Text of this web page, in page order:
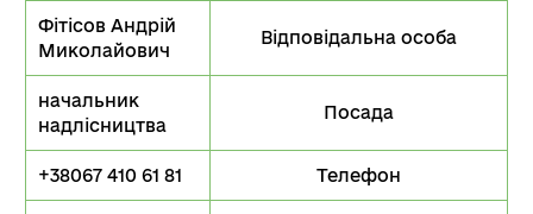
Фітісов Андрій
Миколайович
Відповідальна особа
начальник
надлісництва
Посада
+38067 410 61 81 Телефон